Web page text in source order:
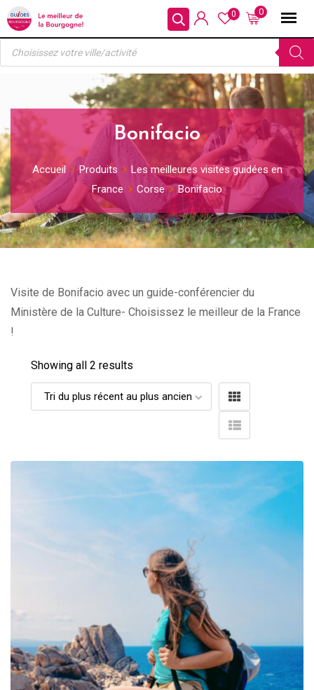
Skip
to
content
0
0
Recherche
produits
Bonifacio
Accueil Produits
Les meilleures visites guidées en
France
Corse Bonifacio
Visite de Bonifacio avec un guide-conférencier du
Ministère de la Culture- Choisissez le meilleur de la France
!
Showing all 2 results